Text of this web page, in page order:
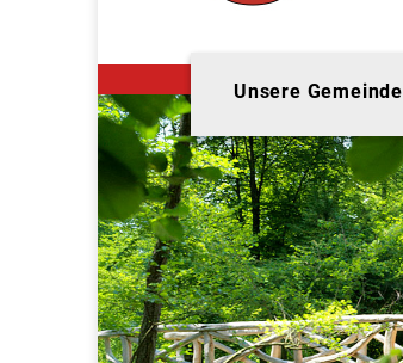
Unsere Gemeinde